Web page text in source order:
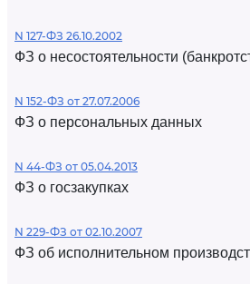
N 127-ФЗ 26.10.2002
ФЗ о несостоятельности
N 152-ФЗ от 27.07.2006
ФЗ о персональных данных
N 44-ФЗ от 05.04.2013
ФЗ о госзакупках
N 229-ФЗ от 02.10.2007
ФЗ об исполнительном